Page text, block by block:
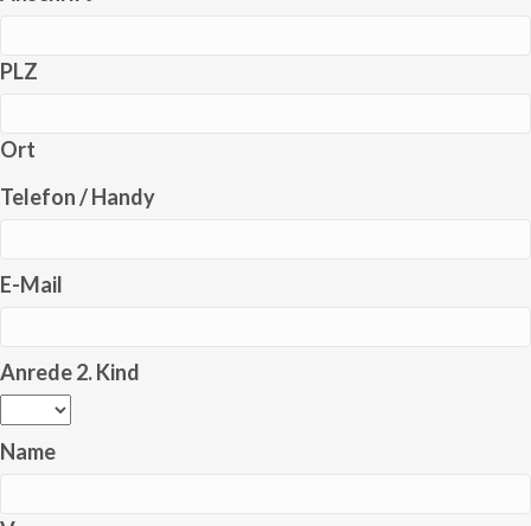
PLZ
Ort
Telefon / Handy
E-Mail
Anrede 2. Kind
Name